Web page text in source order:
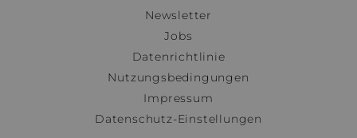
Newsletter
Jobs
Datenrichtlinie
Nutzungsbedingungen
Impressum
Datenschutz-Einstellungen